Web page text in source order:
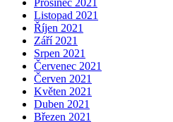
Prosinec 2021
Listopad 2021
Říjen 2021
Září 2021
Srpen 2021
Červenec 2021
Červen 2021
Květen 2021
Duben 2021
Březen 2021